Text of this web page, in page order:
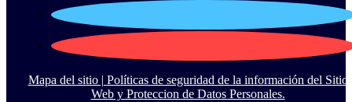
Mapa del sitio | Políticas de seguridad de la información del Sitio
Web y Proteccion de Datos Personales.